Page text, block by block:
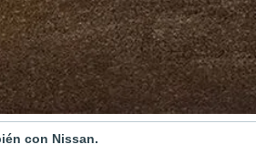
con Nissan.